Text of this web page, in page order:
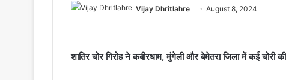
Vijay Dhritlahre August 8, 2024
शातिर चोर गिरोह ने कबीरधाम, मुंगेली और बेमेतरा जिला में कई चोरी